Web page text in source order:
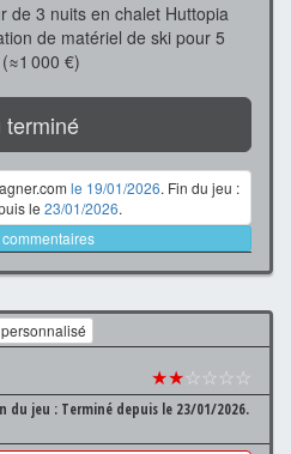
de 3 nuits en chalet Huttopia
de matériel de ski pour 5
000 €)
terminé
le 19/01/2026. Fin du jeu :
le 23/01/2026.
★★☆☆☆☆
du jeu : Terminé depuis le 23/01/2026.